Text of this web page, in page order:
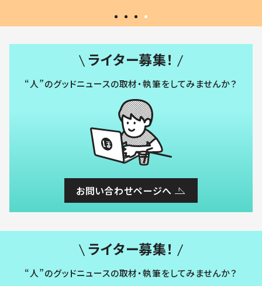
ライター募集！
“人”のグッドニュースの取材・執筆をしてみませんか？
お問い合わせページへ
ライター募集！
“人”のグッドニュースの取材・執筆をしてみませんか？